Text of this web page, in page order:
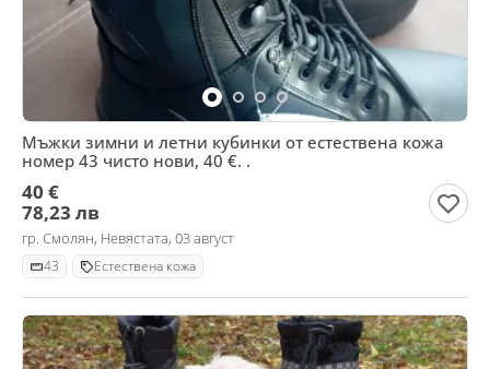
Мъжки зимни и летни кубинки от естествена кожа
номер 43 чисто нови, 40 €. .
40 €
78,23 лв
гр. Смолян, Невястата, 03 август
43 Естествена кожа